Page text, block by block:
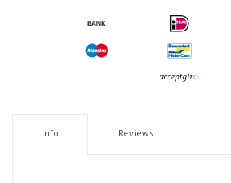
Info Reviews